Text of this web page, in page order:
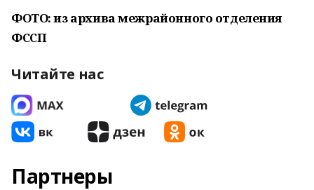
ФОТО: из архива межрайонного отделения
ФССП
Читайте нас
Партнеры